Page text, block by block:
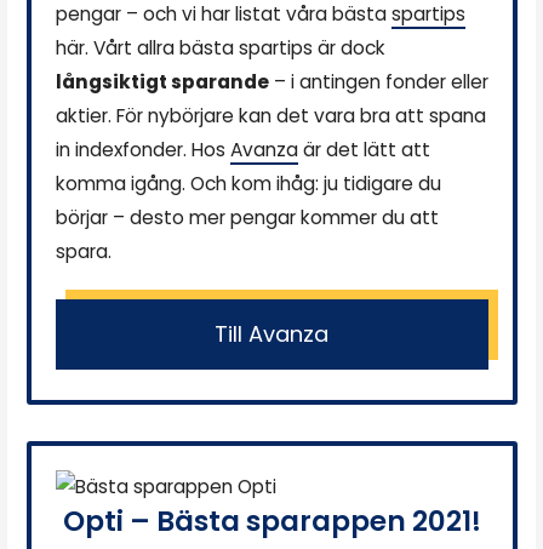
pengar – och vi har listat våra bästaspartips
här. Vårt allra bästa spartips är dock
långsiktigt sparande– i antingen fonder eller
aktier. För nybörjare kan det vara bra att spana
in indexfonder. Hos Avanzaär det lätt att
komma igång. Och kom ihåg: ju tidigare du
börjar – desto mer pengar kommer du att
spara.
Till Avanza
Opti – Bästa sparappen 2021!